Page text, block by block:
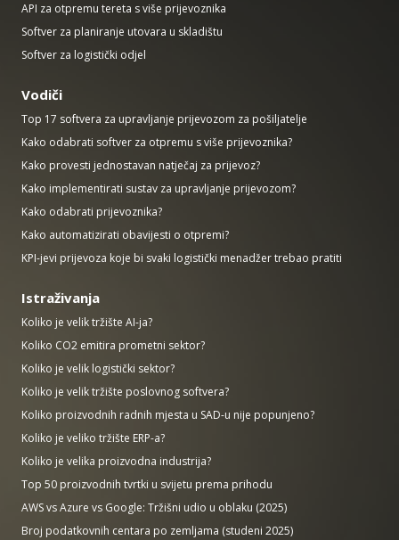
API za otpremu tereta s više prijevoznika
Softver za planiranje utovara u skladištu
Softver za logistički odjel
Vodiči
Top 17 softvera za upravljanje prijevozom za pošiljatelje
Kako odabrati softver za otpremu s više prijevoznika?
Kako provesti jednostavan natječaj za prijevoz?
Kako implementirati sustav za upravljanje prijevozom?
Kako odabrati prijevoznika?
Kako automatizirati obavijesti o otpremi?
KPI-jevi prijevoza koje bi svaki logistički menadžer trebao pratiti
Istraživanja
Koliko je velik tržište AI-ja?
Koliko CO2 emitira prometni sektor?
Koliko je velik logistički sektor?
Koliko je velik tržište poslovnog softvera?
Koliko proizvodnih radnih mjesta u SAD-u nije popunjeno?
Koliko je veliko tržište ERP-a?
Koliko je velika proizvodna industrija?
Top 50 proizvodnih tvrtki u svijetu prema prihodu
AWS vs Azure vs Google: Tržišni udio u oblaku (2025)
Broj podatkovnih centara po zemljama (studeni 2025)